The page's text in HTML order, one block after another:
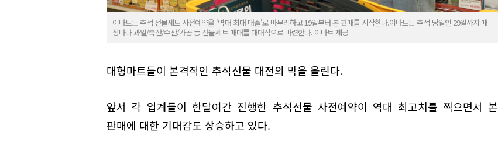
이마트는 추석 선물세트 사전예약을 '역대 최대 매출'로 마무리하고 19일부터 본 판매를 시작한다.이마트는 추석 당일인 29일까지 매
장마다 과일/축산/수산/가공 등 선물세트 매대를 대대적으로 마련한다. 이마트 제공
대형마트들이 본격적인 추석선물 대전의 막을 올린다.
앞서 각 업계들이 한달여간 진행한 추석선물 사전예약이 역대 최고치를 찍으면서 본
판매에 대한 기대감도 상승하고 있다.